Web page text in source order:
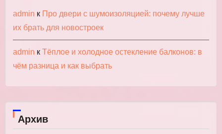
admin к Про двери с шумоизоляцией: почему лучше
их брать для новостроек
admin к Тёплое и холодное остекление балконов: в
чём разница и как выбрать
Архив